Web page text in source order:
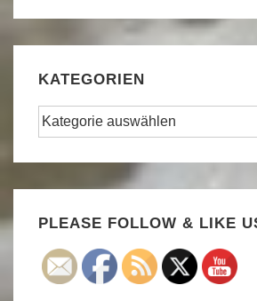
KATEGORIEN
Kategorien
PLEASE FOLLOW & LIKE